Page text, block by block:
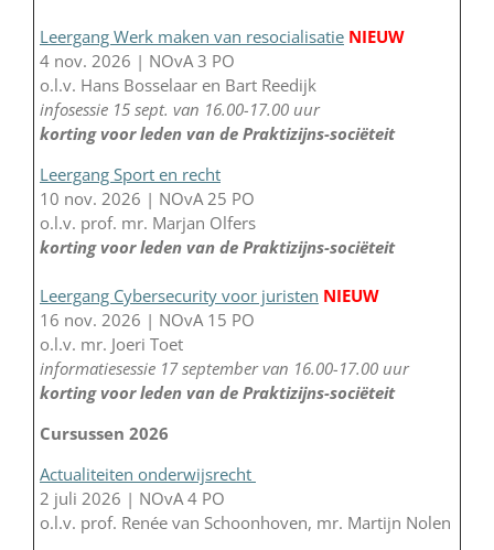
Leergang Werk maken van resocialisatie NIEUW
4 nov. 2026 | NOvA 3 PO
o.l.v. Hans Bosselaar en Bart Reedijk
infosessie 15 sept. van 16.00-17.00 uur
korting voor leden van de Praktizijns-sociëteit
Leergang Sport en recht
10 nov. 2026 | NOvA 25 PO
o.l.v. prof. mr. Marjan Olfers
korting voor leden van de Praktizijns-sociëteit
Leergang Cybersecurity voor juristen NIEUW
16 nov. 2026 | NOvA 15 PO
o.l.v. mr. Joeri Toet
informatiesessie 17 september van 16.00-17.00 uur
korting voor leden van de Praktizijns-sociëteit
Cursussen 2026
Actualiteiten onderwijsrecht
2 juli 2026 | NOvA 4 PO
o.l.v. prof. Renée van Schoonhoven, mr. Martijn Nolen